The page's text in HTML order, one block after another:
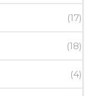
(17)
(18)
(4)